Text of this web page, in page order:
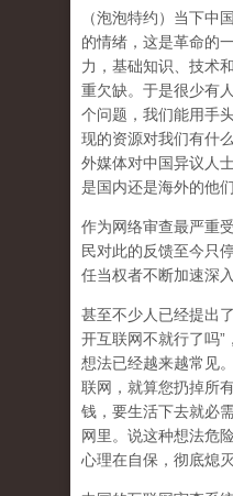
（泡泡特约） 当下中
的情绪，这是革命的
力，基础知识、技术
重欠缺。于是很少有
个问题，我们能用手
现的资源对我们有什
外媒体对中国异议人
是国内还是海外的他
作为网络审查最严重
民对此的反馈至今只
任当权者不断加速深入
甚至不少人已经提出
开互联网不就行了吗”
想法已经越来越常见
联网，就算您扔掉所
钱，要生活下去就必
网里。说这种想法危
心理在自保，彻底熄